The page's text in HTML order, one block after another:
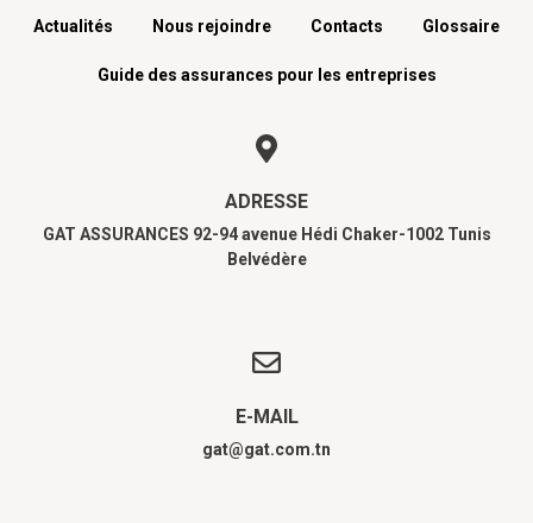
Actualités Nous rejoindre Contacts Glossaire
Guide des assurances pour les entreprises
ADRESSE
GAT ASSURANCES 92-94 avenue Hédi Chaker-1002 Tunis
Belvédère
E-MAIL
gat@gat.com.tn